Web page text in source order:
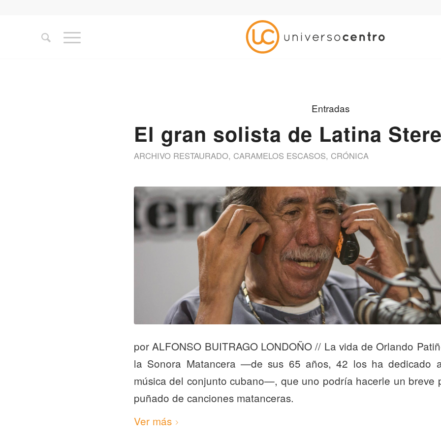
Entradas
El gran solista de Latina
ARCHIVO RESTAURADO, CARAMELOS ESCASOS, CRÓNICA
por ALFONSO BUITRAGO LONDOÑO // La vida de Orlando
la Sonora Matancera —de sus 65 años, 42 los ha dedicado
música del conjunto cubano—, que uno podría hacerle un breve
puñado de canciones matanceras.
Ver más